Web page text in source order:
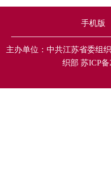
手机版
主办单位：中共江苏省委组
织部 苏ICP备